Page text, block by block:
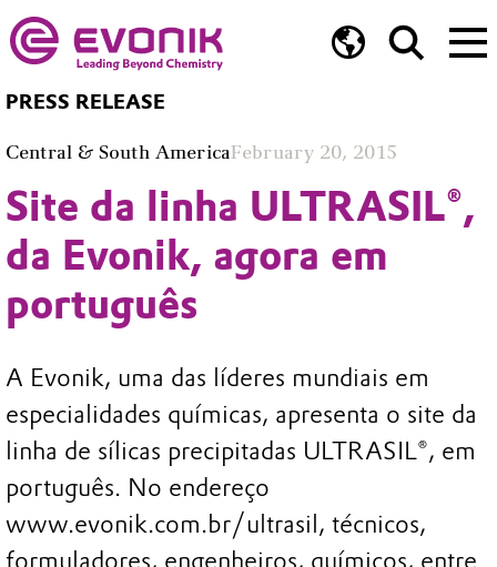
PRESS RELEASE
Central & South AmericaFebruary 20, 2015
Site da linha ULTRASIL®,
da Evonik, agora em
português
A Evonik, uma das líderes mundiais em
especialidades químicas, apresenta o site da
linha de sílicas precipitadas ULTRASIL®, em
português. No endereço
www.evonik.com.br/ultrasil, técnicos,